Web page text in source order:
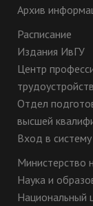
Архив
Расписание
Издания ИвГУ
Центр
Отдел
высшей
Вход в
Министерство
Наука и
Национальный